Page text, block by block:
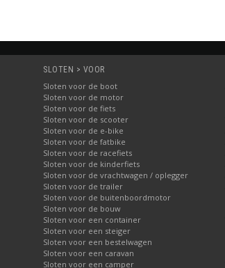
SLOTEN > VOOR
Sloten voor de boot
Sloten voor de motor
Sloten voor de fiets
Sloten voor de scooter
Sloten voor de e-bike
Sloten voor de fatbike
Sloten voor de racefiets
Sloten voor de kinderfiets
Sloten voor de vrachtwagen / oplegger
Sloten voor de trailer
Sloten voor de buitenboordmotor
Sloten voor de bouw
Sloten voor een container
Sloten voor een steiger
Sloten voor een bestelwagen
Sloten voor een caravan
Sloten voor een camper